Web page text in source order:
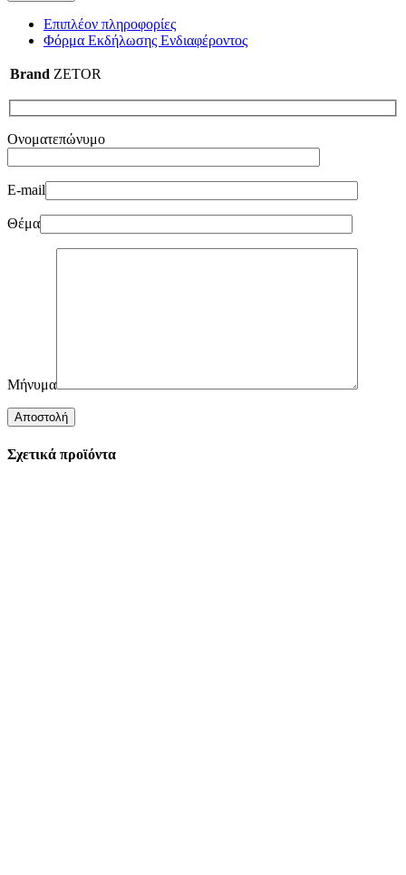
Επιπλέον πληροφορίες
Φόρμα Εκδήλωσης Ενδιαφέροντος
Brand ZETOR
Ονοματεπώνυμο
E-mail
Θέμα
Μήνυμα
Σχετικά προϊόντα